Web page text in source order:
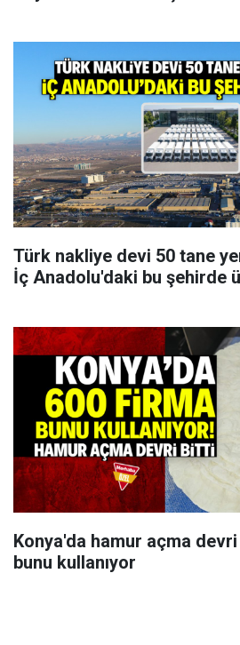
Türk nakliye devi 50 tane
İç Anadolu'daki bu şehirde
Konya'da hamur açma
bunu kullanıyor